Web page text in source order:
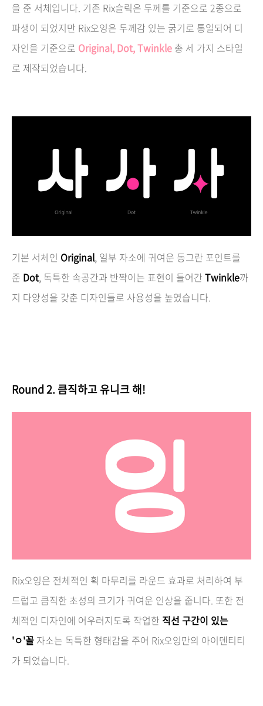
을 준 서체입니다. 기존 Rix슬릭은 두께를 기준으로 2종으로
파생이 되었지만 Rix오잉은 두께감 있는 굵기로 통일되어 디
자인을 기준으로 Original, Dot, Twinkle 총 세 가지 스타일
로 제작되었습니다.
기본 서체인 Original, 일부 자소에 귀여운 동그란 포인트를
준 Dot, 독특한 속공간과 반짝이는 표현이 들어간 Twinkle까
지 다양성을 갖춘 디자인들로 사용성을 높였습니다.
Round 2. 큼직하고 유니크 해!
Rix오잉은 전체적인 획 마무리를 라운드 효과로 처리하여 부
드럽고 큼직한 초성의 크기가 귀여운 인상을 줍니다. 또한 전
체적인 디자인에 어우러지도록 작업한 직선 구간이 있는
'ㅇ'꼴 자소는 독특한 형태감을 주어 Rix오잉만의 아이덴티티
가 되었습니다.